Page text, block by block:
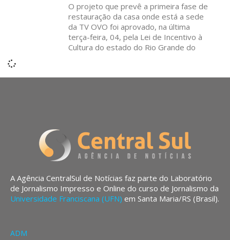
O projeto que prevê a primeira fase de
restauração da casa onde está a sede
da TV OVO foi aprovado, na última
terça-feira, 04, pela Lei de Incentivo à
Cultura do estado do Rio Grande do
A Agência CentralSul de Notícias faz parte do Laboratório
de Jornalismo Impresso e Online do curso de Jornalismo da
Universidade Franciscana (UFN) em Santa Maria/RS (Brasil).
ADM